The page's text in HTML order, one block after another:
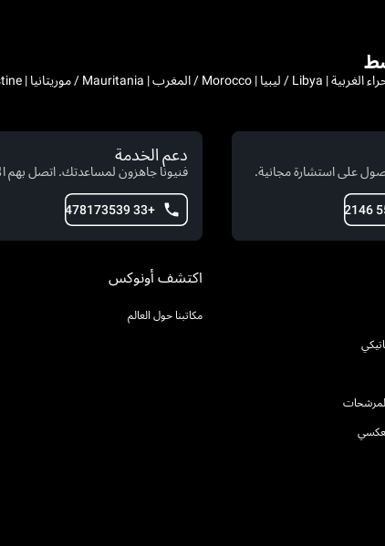
على استشارة مجانية.
دعم الخدمة
فنيونا جاهزون لمساعدتك. اتصل بهم
+33 478173539
المرشحات
اكتشف أونوكس
مكاتبنا حول العالم